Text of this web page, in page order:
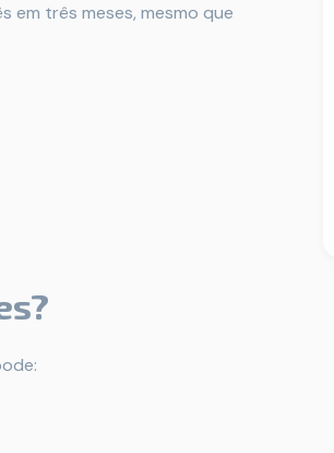
em três meses, mesmo que